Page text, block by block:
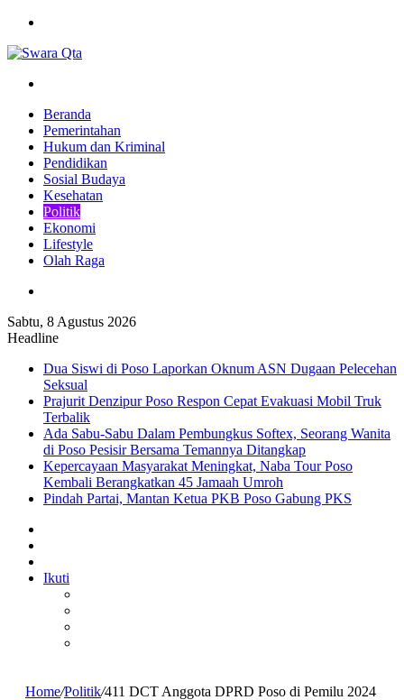
Beranda
Pemerintahan
Hukum dan Kriminal
Pendidikan
Sosial Budaya
Kesehatan
Politik
Ekonomi
Lifestyle
Olah Raga
Sabtu, 8 Agustus 2026
Headline
Dua Siswi di Poso Laporkan Oknum ASN Dugaan Pelecehan
Seksual
Prajurit Denzipur Poso Respon Cepat Evakuasi Mobil Truk
Terbalik
Ada Sabu-Sabu Dalam Pembungkus Softex, Seorang Wanita
di Poso Pesisir Bersama Temannya Ditangkap
Kepercayaan Masyarakat Meningkat, Naba Tour Poso
Kembali Berangkatkan 45 Jamaah Umroh
Pindah Partai, Mantan Ketua PKB Poso Gabung PKS
In
Ikuti
Home/Politik/411 DCT Anggota DPRD Poso di Pemilu 2024